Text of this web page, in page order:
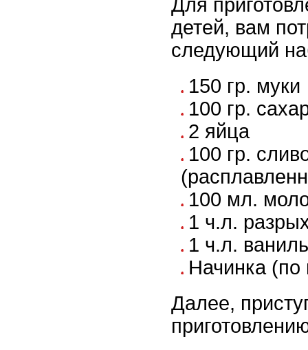
Для
детей, вам
следующий
150 гр. муки
100 гр.
2 яйца
100 гр.
100 мл.
1 ч.л.
1 ч.л.
Начинка
Далее,